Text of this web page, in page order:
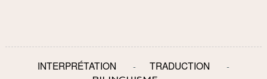
INTERPRÉTATION TRADUCTION